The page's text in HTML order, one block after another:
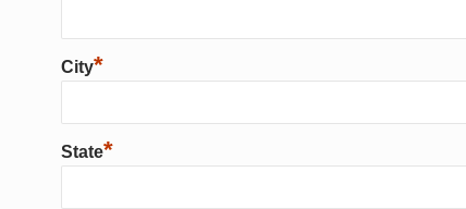
City*
State*